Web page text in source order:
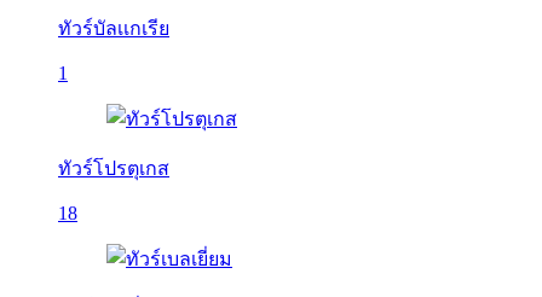
ทัวร์บัลเเกเรีย
1
ทัวร์โปรตุเกส
18